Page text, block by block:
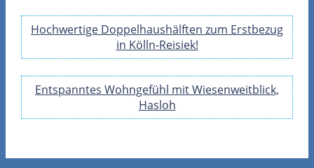
Hochwertige Doppelhaushälften zum Erstbezug
in Kölln-Reisiek!
Entspanntes Wohngefühl mit Wiesenweitblick,
Hasloh